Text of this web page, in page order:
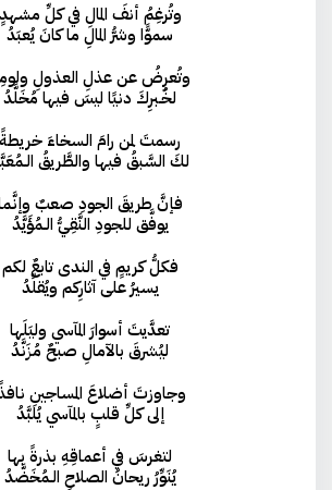
وتُرغِمُ أنفَ المالِ في كلِّ مشهدٍ
سموًّا وشرُّ المالِ ما كانَ يُعبَدُ
وتُعرِضُ عن عذلِ العذولِ
لخُـبرِكَ دنيًا ليسَ فيها مُخَلَّدُ
رسمتَ لمن رامَ السخاءَ خريطةً
لكَ السَّبقُ فيها والطَّريقُ
فإنَّ طريقَ الجودِ صعبٌ
يوفَّق للجودِ النَّقِيُّ الـمُؤَيَّدُ
فكلُّ كريمٍ في الندى تابعٌ لكم
يسيرُ على آثارِكم ويُقلِّدُ
تعدَّيتَ أسوارَ المآسي وليَلَها
ليُشرقَ بالآمالِ صبحٌ مُزَنَّدُ
وجاوزتَ أضلاعَ المساجينِ
إلى كلِّ قلبٍ بالمآسي يُلبَّدُ
لتغرسَ في أعماقِهِ بذرةً بها
يُنَوِّرُ ريحانُ الصلاحِ الـمُخَضَّدُ